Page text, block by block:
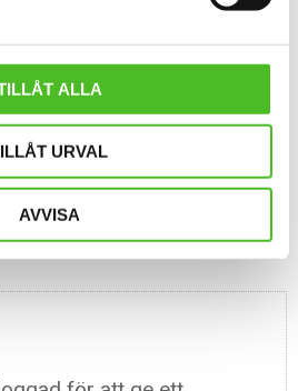
ALLA
URVAL
AVVISA
/
till i favoriter